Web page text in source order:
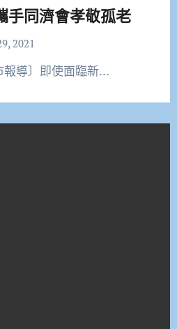
同濟會孝敬孤老
2021
市報導〕即使面臨新…